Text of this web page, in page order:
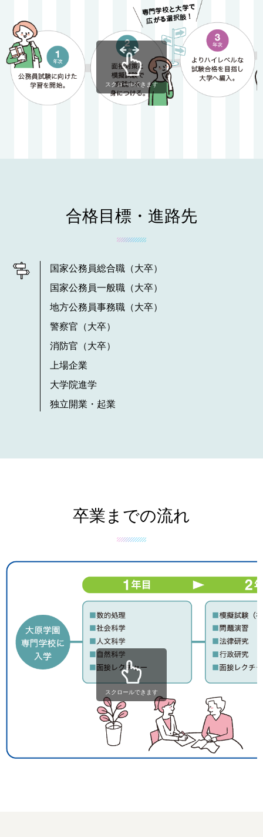
スクロールできます
合格目標・進路先
国家公務員総合職（大卒）
国家公務員一般職（大卒）
地方公務員事務職（大卒）
警察官（大卒）
消防官（大卒）
上場企業
大学院進学
独立開業・起業
卒業までの流れ
スクロールできます